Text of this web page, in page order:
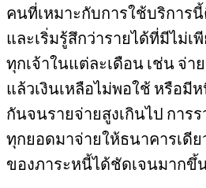
คนที่เหมาะกับการใช้บริกา
และเริ่มรู้สึกว่ารายได้ที่มีไม่เ
ทุกเจ้าในแต่ละเดือน เช่น จ่
แล้วเงินเหลือไม่พอใช้ หรือ
กันจนรายจ่ายสูงเกินไป การ
ทุกยอดมาจ่ายให้ธนาคารเดี
ของภาระหนี้ได้ชัดเจนมากขึ้